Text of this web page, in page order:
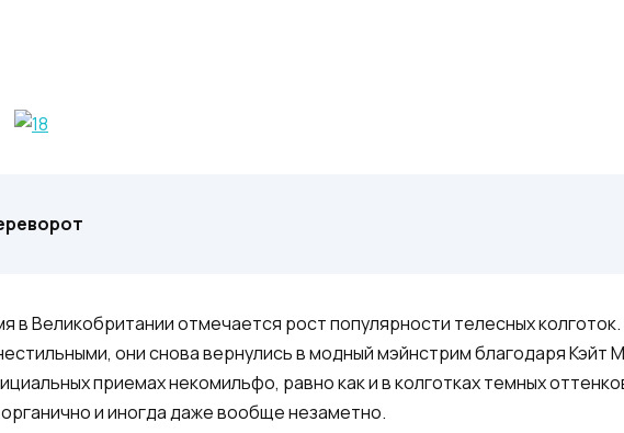
в Великобритании отмечается рост популярности телесных
они снова вернулись в модный мэйнстрим благодаря
приемах некомильфо, равно как и в колготках темных
и иногда даже вообще незаметно.